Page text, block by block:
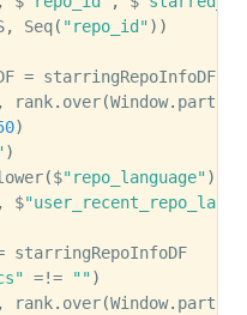
, Seq( "repo_id") )
= starringRepoInfoDF
, rank. over(Window.
)
)
($"repo_language")
, $
starringRepoInfoDF
=!= "")
, rank. over(Window.